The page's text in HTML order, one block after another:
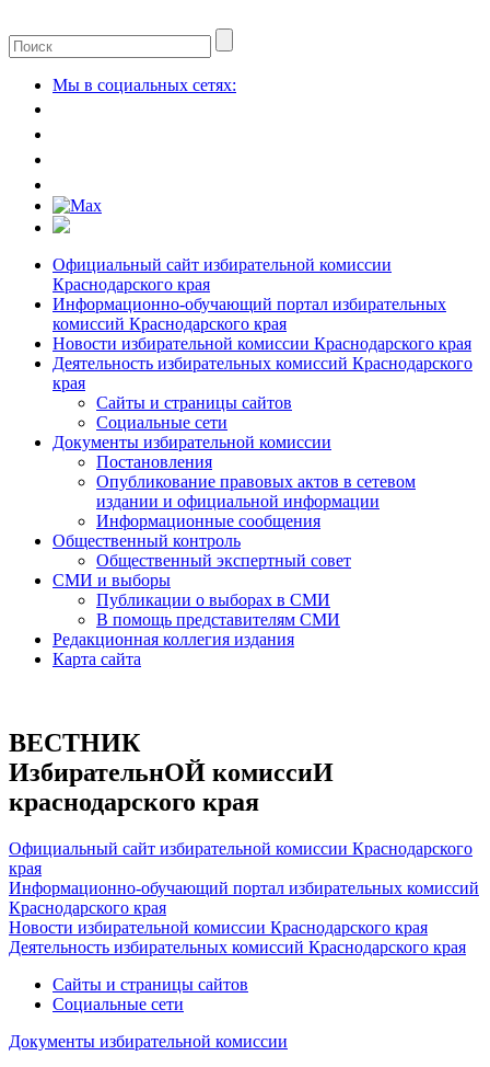
Мы в социальных сетях:
Официальный сайт избирательной комиссии
Краснодарского края
Информационно-обучающий портал избирательных
комиссий Краснодарского края
Новости избирательной комиссии Краснодарского края
Деятельность избирательных комиссий Краснодарского
края
Сайты и страницы сайтов
Социальные сети
Документы избирательной комиссии
Постановления
Опубликование правовых актов в сетевом
издании и официальной информации
Информационные сообщения
Общественный контроль
Общественный экспертный совет
СМИ и выборы
Публикации о выборах в СМИ
В помощь представителям СМИ
Редакционная коллегия издания
Карта сайта
ВЕСТНИК
ИзбирательнОЙ комиссиИ
краснодарского края
Официальный сайт избирательной комиссии Краснодарского
края
Информационно-обучающий портал избирательных комиссий
Краснодарского края
Новости избирательной комиссии Краснодарского края
Деятельность избирательных комиссий Краснодарского края
Сайты и страницы сайтов
Социальные сети
Документы избирательной комиссии